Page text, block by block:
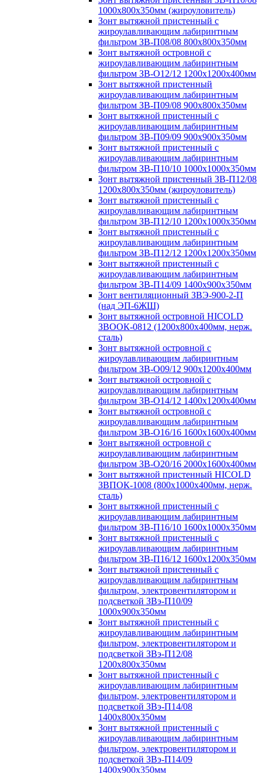
1000х800х350мм (жироуловитель)
Зонт вытяжной пристенный с
жироулавливающим лабиринтным
фильтром ЗВ-П08/08 800х800х350мм
Зонт вытяжной островной с
жироулавливающим лабиринтным
фильтром ЗВ-О12/12 1200х1200х400мм
Зонт вытяжной пристенный
жироулавливающим лабиринтным
фильтром ЗВ-П09/08 900х800х350мм
Зонт вытяжной пристенный с
жироулавливающим лабиринтным
фильтром ЗВ-П09/09 900х900х350мм
Зонт вытяжной пристенный с
жироулавливающим лабиринтным
фильтром ЗВ-П10/10 1000х1000х350мм
Зонт вытяжной пристенный ЗВ-П12/08
1200х800х350мм (жироуловитель)
Зонт вытяжной пристенный с
жироулавливающим лабиринтным
фильтром ЗВ-П12/10 1200х1000х350мм
Зонт вытяжной пристенный с
жироулавливающим лабиринтным
фильтром ЗВ-П12/12 1200х1200х350мм
Зонт вытяжной пристенный с
жироулавливающим лабиринтным
фильтром ЗВ-П14/09 1400х900х350мм
Зонт вентиляционный ЗВЭ-900-2-П
(над ЭП-6ЖШ)
Зонт вытяжной островной HICOLD
ЗВООК-0812 (1200х800x400мм, нерж.
сталь)
Зонт вытяжной островной с
жироулавливающим лабиринтным
фильтром ЗВ-О09/12 900х1200х400мм
Зонт вытяжной островной с
жироулавливающим лабиринтным
фильтром ЗВ-О14/12 1400х1200х400мм
Зонт вытяжной островной с
жироулавливающим лабиринтным
фильтром ЗВ-О16/16 1600х1600х400мм
Зонт вытяжной островной с
жироулавливающим лабиринтным
фильтром ЗВ-О20/16 2000х1600х400мм
Зонт вытяжной пристенный HICOLD
ЗВПОК-1008 (800х1000х400мм, нерж.
сталь)
Зонт вытяжной пристенный с
жироулавливающим лабиринтным
фильтром ЗВ-П16/10 1600х1000х350мм
Зонт вытяжной пристенный с
жироулавливающим лабиринтным
фильтром ЗВ-П16/12 1600х1200х350мм
Зонт вытяжной пристенный с
жироулавливающим лабиринтным
фильтром, электровентилятором и
подсветкой ЗВэ-П10/09
1000х900х350мм
Зонт вытяжной пристенный с
жироулавливающим лабиринтным
фильтром, электровентилятором и
подсветкой ЗВэ-П12/08
1200х800х350мм
Зонт вытяжной пристенный с
жироулавливающим лабиринтным
фильтром, электровентилятором и
подсветкой ЗВэ-П14/08
1400х800х350мм
Зонт вытяжной пристенный с
жироулавливающим лабиринтным
фильтром, электровентилятором и
подсветкой ЗВэ-П14/09
1400х900х350мм